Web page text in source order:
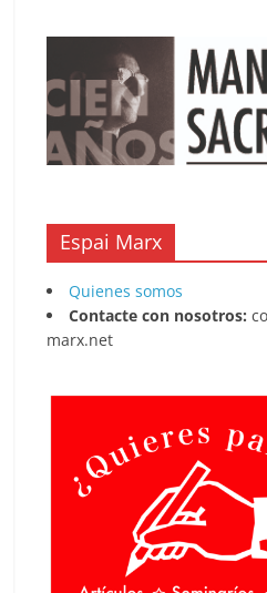
Espai Marx
Quienes somos
Contacte con nosotros:
marx.net